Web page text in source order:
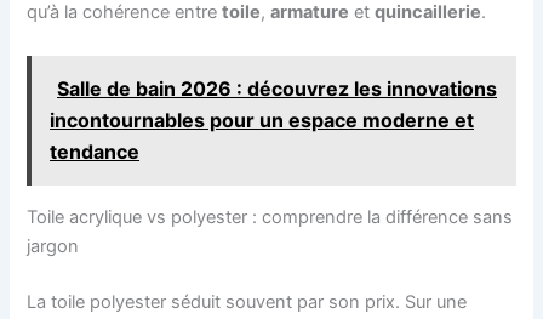
qu’à la cohérence entretoile,armature etquincaillerie.
Salle de bain 2026 : découvrez les innovations
incontournables pour un espace moderne et
tendance
Toile acrylique vs polyester : comprendre la différence sans
jargon
La toile polyester séduit souvent par son prix. Sur une